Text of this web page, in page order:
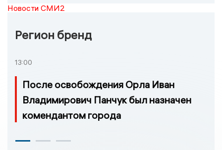
Новости СМИ2
Регион бренд
13:00
После освобождения Орла Иван
Владимирович Панчук был назначен
комендантом города